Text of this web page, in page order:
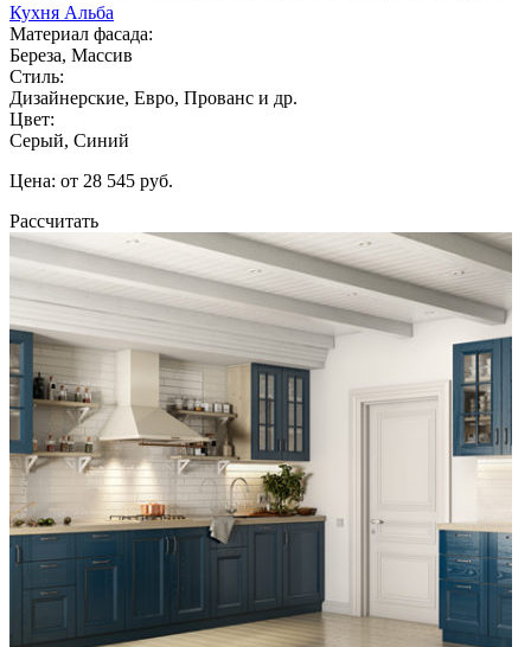
Кухня Альба
Материал фасада:
Береза, Массив
Стиль:
Дизайнерские, Евро, Прованс и др.
Цвет:
Серый, Синий
Цена: от 28 545 руб.
Рассчитать